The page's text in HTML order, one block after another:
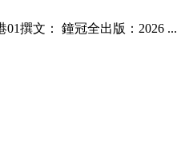
撰文： 鐘冠全出版：2026 ...